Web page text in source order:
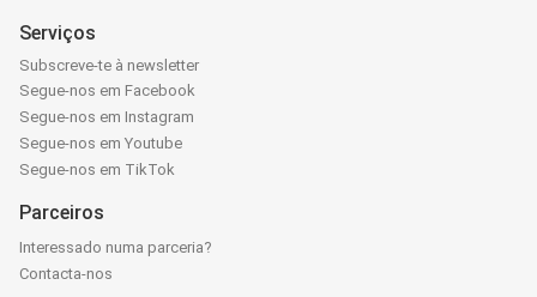
Serviços
Subscreve-te à newsletter
Segue-nos em Facebook
Segue-nos em Instagram
Segue-nos em Youtube
Segue-nos em TikTok
Parceiros
Interessado numa parceria?
Contacta-nos